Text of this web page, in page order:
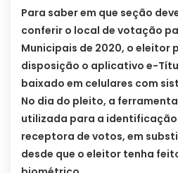
Para saber em que seção
conferir o local de votação
Municipais de 2020, o eleitor
disposição o aplicativo e-
baixado em celulares com
No dia do pleito, a
utilizada para a identificação
receptora de votos, em
desde que o eleitor tenha